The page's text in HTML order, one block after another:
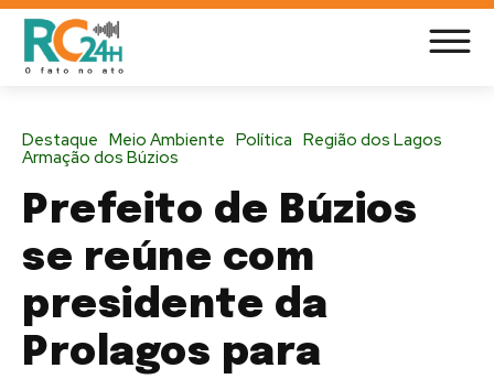
Destaque Meio Ambiente Política Região dos Lagos
Armação dos Búzios
Prefeito de Búzios
se reúne com
presidente da
Prolagos para